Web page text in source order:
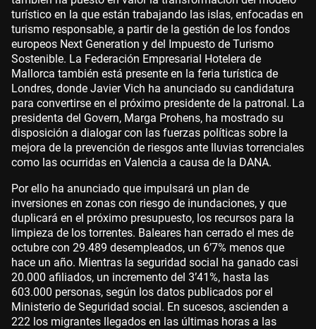
turístico en la que están trabajando las islas, enfocadas en
turismo responsable, a partir de la gestión de los fondos
europeos Next Generation y del Impuesto de Turismo
Sostenible. La Federación Empresarial Hotelera de
Mallorca también está presente en la feria turística de
Londres, donde Javier Vich ha anunciado su candidatura
para convertirse en el próximo presidente de la patronal. La
presidenta del Govern, Marga Prohens, ha mostrado su
disposición a dialogar con las fuerzas políticas sobre la
mejora de la prevención de riesgos ante lluvias torrenciales
como las ocurridas en Valencia a causa de la DANA.
Por ello ha anunciado que impulsará un plan de
inversiones en zonas con riesgo de inundaciones, y que
duplicará en el próximo presupuesto, los recursos para la
limpieza de los torrentes. Baleares han cerrado el mes de
octubre con 29.489 desempleados, un 6’7% menos que
hace un año. Mientras la seguridad social ha ganado casi
20.000 afiliados, un incremento del 3’41%, hasta las
603.000 personas, según los datos publicados por el
Ministerio de Seguridad social. En sucesos, ascienden a
222 los migrantes llegados en las últimas horas a las